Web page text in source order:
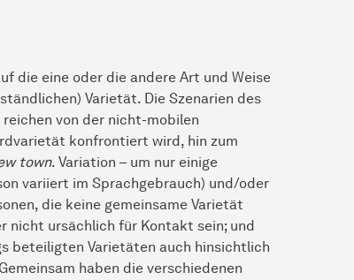
die eine oder die andere Art und Weise
Varietät. Die Szenarien des
von der nicht-mobilen
konfrontiert wird, hin zum
town. Variation – um nur einige
variiert im Sprachgebrauch) und/oder
die keine gemeinsame Varietät
nicht ursächlich für Kontakt sein; und
beteiligten Varietäten auch hinsichtlich
haben die verschiedenen